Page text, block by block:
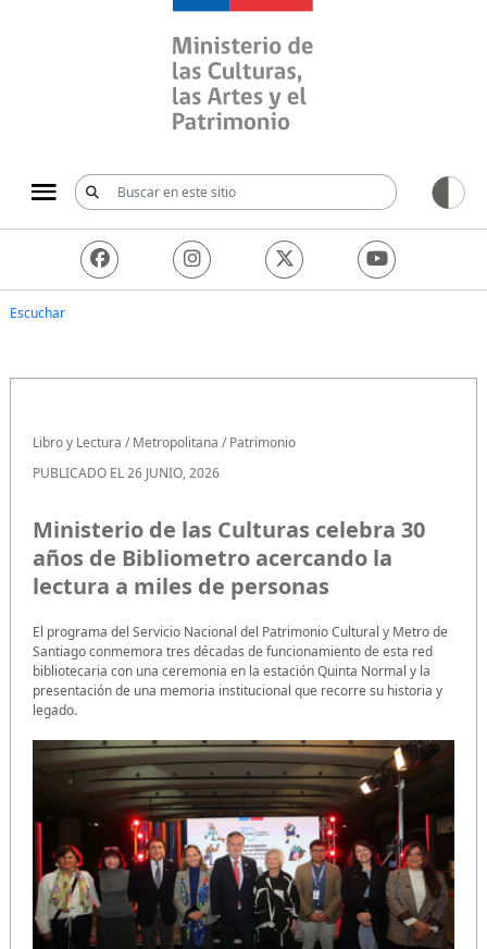
Ministerio de las
Escuchar
Libro y Lectura /Metropolitana /Patrimonio
PUBLICADO EL 26 JUNIO, 2026
Ministerio de las Culturas celebra 30
años de Bibliometro acercando la
lectura a miles de personas
El programa del Servicio Nacional del Patrimonio Cultural y Metro de
Santiago conmemora tres décadas de funcionamiento de esta red
bibliotecaria con una ceremonia en la estación Quinta Normal y la
presentación de una memoria institucional que recorre su historia y
legado.